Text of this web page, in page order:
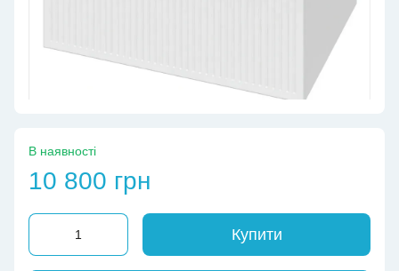
В наявності
10 800 грн
Купити